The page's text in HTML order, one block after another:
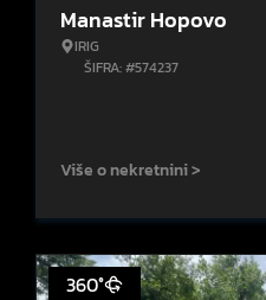
Manastir Hopovo
IRIG
ŠIFRA: #574237
Više o nekretnini >
360°